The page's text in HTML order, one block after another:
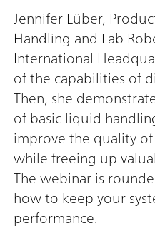
Jennifer Lüber,
Handling and Lab
International
of the capabilities of
Then, she
of basic liquid
improve the quality
while freeing up
The webinar is
how to keep your
performance.